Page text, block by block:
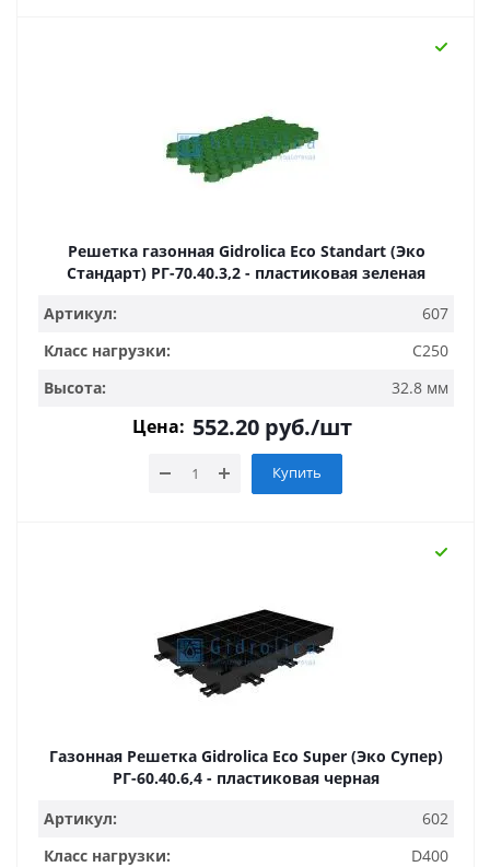
Решетка газонная Gidrolica Eco Standart (Эко
Стандарт) РГ-70.40.3,2 - пластиковая зеленая
Артикул:
607
Класс нагрузки:
C250
Высота:
32.8 мм
Цена: 552.20 руб./шт
Купить
Газонная Решетка Gidrolica Eco Super (Эко Супер)
РГ-60.40.6,4 - пластиковая черная
Артикул:
602
Класс нагрузки:
D400